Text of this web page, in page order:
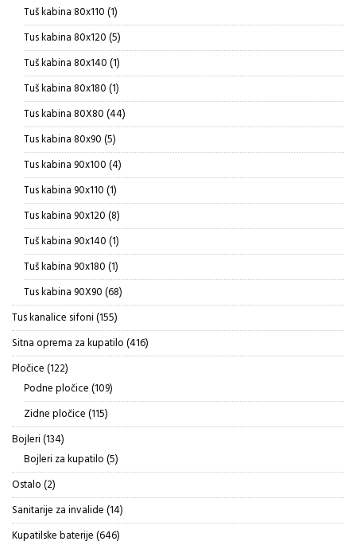
Tuš kabina 80x110 11
proizvod
Tus kabina 80x120 55
proizvoda
Tuš kabina 80x140 11
proizvod
Tuš kabina 80x180 11
proizvod
Tus kabina 80X80 4444
proizvoda
Tus kabina 80x90 55
proizvoda
Tus kabina 90x100 44
proizvoda
Tus kabina 90x110 11
proizvod
Tus kabina 90x120 88
proizvoda
Tuš kabina 90x140 11
proizvod
Tuš kabina 90x180 11
proizvod
Tus kabina 90X90 6868
proizvoda
Tus kanalice sifoni 155155
proizvoda
Sitna oprema za kupatilo 416416
proizvoda
Pločice 122122
proizvoda
Podne pločice 109109
proizvoda
Zidne pločice 115115
proizvoda
Bojleri 134134
proizvoda
Bojleri za kupatilo 55
proizvoda
Ostalo 22
proizvoda
Sanitarije za invalide 1414
proizvoda
Kupatilske baterije 646646